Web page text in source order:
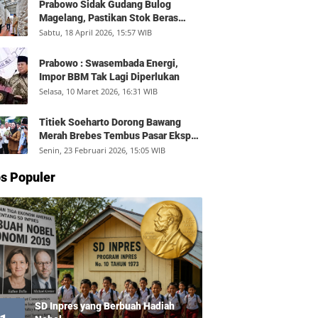
Prabowo Sidak Gudang Bulog
Magelang, Pastikan Stok Beras
Aman dan Distribusi Lancar
Sabtu, 18 April 2026, 15:57 WIB
Prabowo : Swasembada Energi,
Impor BBM Tak Lagi Diperlukan
Selasa, 10 Maret 2026, 16:31 WIB
Titiek Soeharto Dorong Bawang
Merah Brebes Tembus Pasar Ekspor,
Petani Bisa Untung Rp350 Juta per
Senin, 23 Februari 2026, 15:05 WIB
Populer
SD Inpres yang Berbuah Hadiah